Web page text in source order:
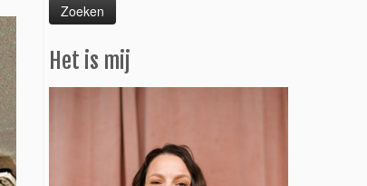
Het is mij